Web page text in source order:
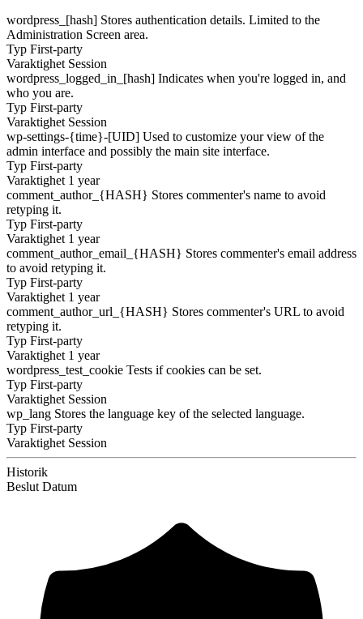
wordpress_[hash] Stores authentication details. Limited to the
Administration Screen area.
Typ First-party
Varaktighet Session
wordpress_logged_in_[hash] Indicates when you're logged in, and
who you are.
Typ First-party
Varaktighet Session
wp-settings-{time}-[UID] Used to customize your view of the
admin interface and possibly the main site interface.
Typ First-party
Varaktighet 1 year
comment_author_{HASH} Stores commenter's name to avoid
retyping it.
Typ First-party
Varaktighet 1 year
comment_author_email_{HASH} Stores commenter's email address
to avoid retyping it.
Typ First-party
Varaktighet 1 year
comment_author_url_{HASH} Stores commenter's URL to avoid
retyping it.
Typ First-party
Varaktighet 1 year
wordpress_test_cookie Tests if cookies can be set.
Typ First-party
Varaktighet Session
wp_lang Stores the language key of the selected language.
Typ First-party
Varaktighet Session
Historik
Beslut Datum